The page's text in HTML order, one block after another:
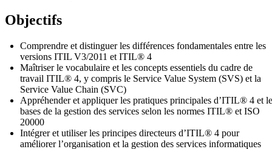
Objectifs
Comprendre et distinguer les différences fondamentales entre les
versions ITIL V3/2011 et ITIL® 4
Maîtriser le vocabulaire et les concepts essentiels du cadre de
travail ITIL® 4, y compris le Service Value System (SVS) et la
Service Value Chain (SVC)
Appréhender et appliquer les pratiques principales d’ITIL® 4 et
bases de la gestion des services selon les normes ITIL® et ISO
20000
Intégrer et utiliser les principes directeurs d’ITIL® 4 pour
améliorer l’organisation et la gestion des services informatiques